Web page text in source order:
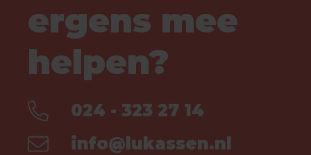
ergens mee
helpen?
024 - 323 27 14
info@lukassen.nl